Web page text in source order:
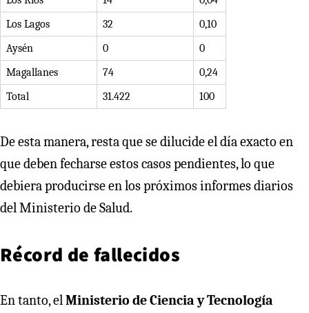
Los Lagos
32
0,10
Aysén
0
0
Magallanes
74
0,24
Total
31.422 100
De esta manera, resta que se dilucide el día exacto en
que deben fecharse estos casos pendientes, lo que
debiera producirse en los próximos informes diarios
del Ministerio de Salud.
Récord de fallecidos
En tanto, elMinisterio de Ciencia y Tecnología